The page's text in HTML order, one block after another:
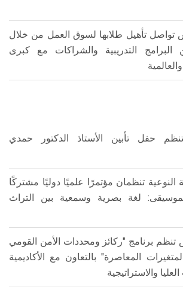
تأهيل طلابها لسوق العمل من خلال
التدريبية والشراكات مع كبرى
حفل تأبين الأستاذ الدكتور حمدي
النوعية تنظمان مؤتمرًا علميًا دوليًا مشتركًا
لغة بصرية وسمعية بين التراث
برنامج "ركائز ومحددات الأمن القومي
المعاصرة" بالتعاون مع الأكاديمية
والاستراتيجية